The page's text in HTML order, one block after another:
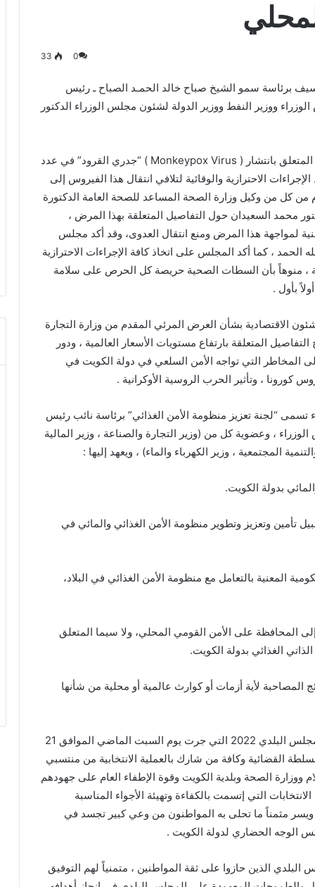
0
33
برئاسة سمو الشيخ صباح خالد الحمـد الصباح ـ رئيس
ووزير النفط ووزير الدولة لشئون مجلس الوزراء الدكتور
تابع مجلس الوزراء في مستهل اجتماعه الوضع الصحي المتعلق بانتشار ( Monkeypox Virus ) “جدري القرود” في عدد
الاحترازية والوقائية لتلافي انتقال هذا الفيروس إلى
كل من وكيل وزارة الصحة المساعد للصحة العامة الدكتورة
محمد السعيدان حول التفاصيل المتعلقة بهذا المرض ،
لمواجهة هذا المرض ومنع انتقال العدوى، وقد أكد مجلس
الحمد ، كما أكد المجلس على اتخاذ كافة الإجراءات الاحترازية
، منوهاً بأن السطات الصحية حريصة كل الحرص على سلامة
بأول .
الاقتصادية بشأن العرض المرئي المقدم من وزارة التجارة
2022، والذي تناول شرح التفاصيل المتعلقة بارتفاع مستويات الأسعار العالمية ، ودور
المخاطر التي تواجه الأمن السلعي في دولة الكويت في
، وتأثير الحرب الروسية الأوكرانية .
“لجنة تعزيز منظومة الأمن الغذائي” برئاسة نائب رئيس
، وعضوية كل من (وزير التجارة والصناعة ، وزير المالية
المجتمعية ، وزير الكهرباء والماء) ، ويعهد إليها :
بدولة الكويت.
تأمين وتعزيز وتطوير منظومة الأمن الغذائي والمائي في
المعنية بالتعامل مع منظومة الأمن الغذائي في البلاد،
المحافظة على الأمن القومي المحلي، ولا سيما المتعلق
الغذائي بدولة الكويت.
المصاحبة لأية أزمات أو كوارث عالمية أو محلية من شأنها
وفي ضوء الإعلان الرسمي للنتائج النهائية لانتخابات المجلس البلدي 2022 التي جرت يوم السبت الماضي الموافق 21
القضائية وكافة من شارك بالعملية الانتخابية من منتسبي
ووزارة الصحة وبلدية الكويت وقوة الإطفاء العام على جهودهم
التي إتسمت بالكفاءة وتهيئة الأجواء المناسبة
مثمناً ما تحلى به المواطنون من وعي كبير تجسد في
عكس الوجه الحضاري لدولة الكويت .
الذين حازوا على ثقة المواطنين ، متمنياً لهم التوفيق